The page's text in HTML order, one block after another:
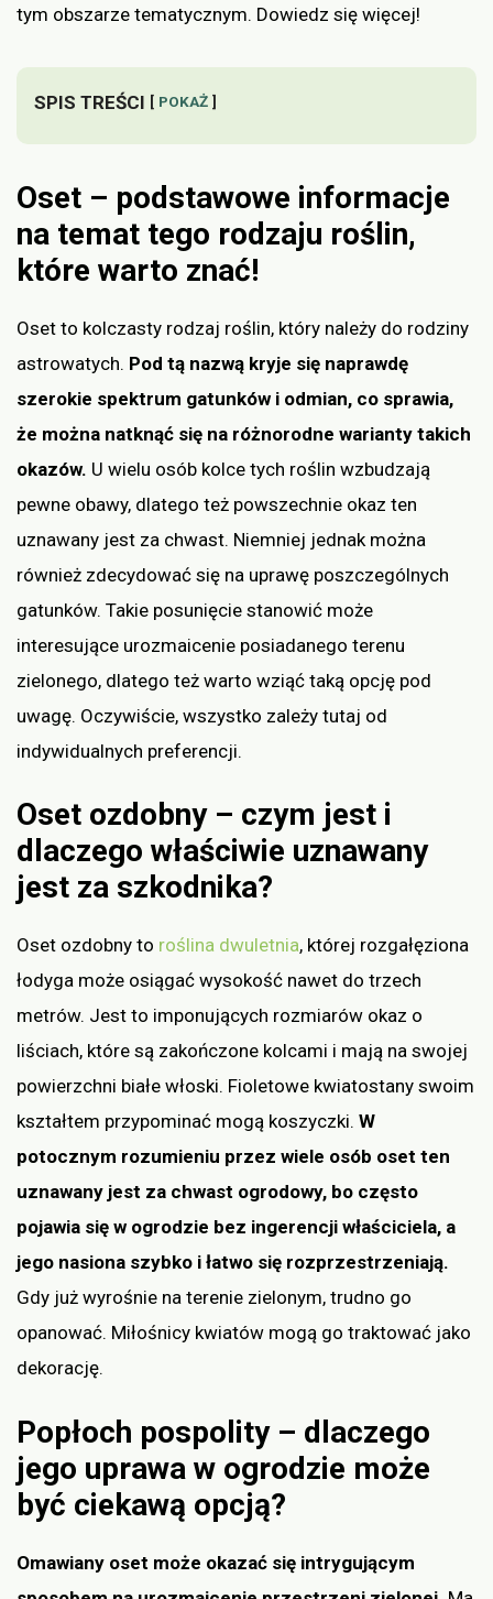
tym obszarze tematycznym. Dowiedz się więcej!
SPIS TREŚCI POKAŻ
Oset – podstawowe informacje
na temat tego rodzaju roślin,
które warto znać!
Oset to kolczasty rodzaj roślin, który należy do rodziny
astrowatych. Pod tą nazwą kryje się naprawdę
szerokie spektrum gatunków i odmian, co sprawia,
że można natknąć się na różnorodne warianty takich
okazów. U wielu osób kolce tych roślin wzbudzają
pewne obawy, dlatego też powszechnie okaz ten
uznawany jest za chwast. Niemniej jednak można
również zdecydować się na uprawę poszczególnych
gatunków. Takie posunięcie stanowić może
interesujące urozmaicenie posiadanego terenu
zielonego, dlatego też warto wziąć taką opcję pod
uwagę. Oczywiście, wszystko zależy tutaj od
indywidualnych preferencji.
Oset ozdobny – czym jest i
dlaczego właściwie uznawany
jest za szkodnika?
Oset ozdobny to roślina dwuletnia, której rozgałęziona
łodyga może osiągać wysokość nawet do trzech
metrów. Jest to imponujących rozmiarów okaz o
liściach, które są zakończone kolcami i mają na swojej
powierzchni białe włoski. Fioletowe kwiatostany swoim
kształtem przypominać mogą koszyczki. W
potocznym rozumieniu przez wiele osób oset ten
uznawany jest za chwast ogrodowy, bo często
pojawia się w ogrodzie bez ingerencji właściciela, a
jego nasiona szybko i łatwo się rozprzestrzeniają.
Gdy już wyrośnie na terenie zielonym, trudno go
opanować. Miłośnicy kwiatów mogą go traktować jako
dekorację.
Popłoch pospolity – dlaczego
jego uprawa w ogrodzie może
być ciekawą opcją?
Omawiany oset może okazać się intrygującym